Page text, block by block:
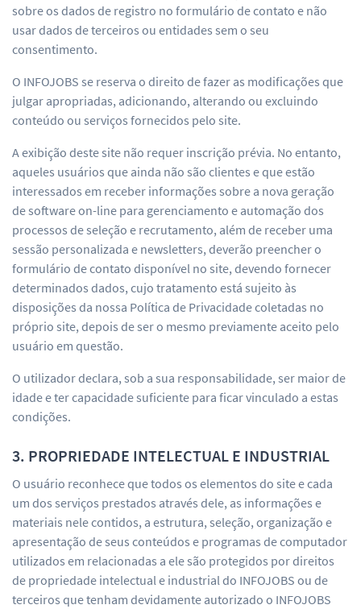
sobre os dados de registro no formulário de contato e não
usar dados de terceiros ou entidades sem o seu
consentimento.
O INFOJOBS se reserva o direito de fazer as modificações que
julgar apropriadas, adicionando, alterando ou excluindo
conteúdo ou serviços fornecidos pelo site.
A exibição deste site não requer inscrição prévia. No entanto,
aqueles usuários que ainda não são clientes e que estão
interessados em receber informações sobre a nova geração
de software on-line para gerenciamento e automação dos
processos de seleção e recrutamento, além de receber uma
sessão personalizada e newsletters, deverão preencher o
formulário de contato disponível no site, devendo fornecer
determinados dados, cujo tratamento está sujeito às
disposições da nossa Política de Privacidade coletadas no
próprio site, depois de ser o mesmo previamente aceito pelo
usuário em questão.
O utilizador declara, sob a sua responsabilidade, ser maior de
idade e ter capacidade suficiente para ficar vinculado a estas
condições.
3. PROPRIEDADE INTELECTUAL E INDUSTRIAL
O usuário reconhece que todos os elementos do site e cada
um dos serviços prestados através dele, as informações e
materiais nele contidos, a estrutura, seleção, organização e
apresentação de seus conteúdos e programas de computador
utilizados em relacionadas a ele são protegidos por direitos
de propriedade intelectual e industrial do INFOJOBS ou de
terceiros que tenham devidamente autorizado o INFOJOBS